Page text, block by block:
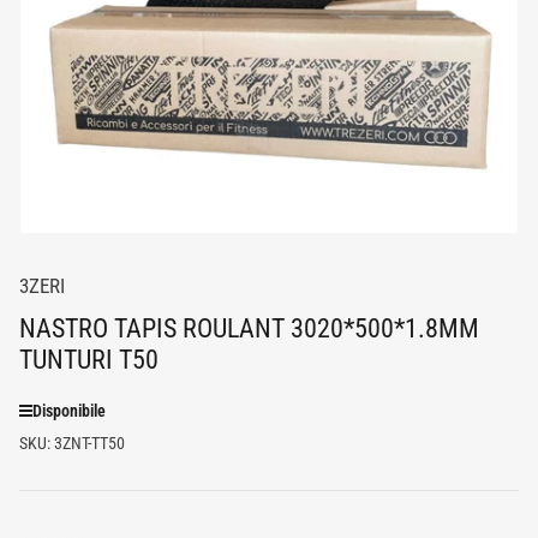
media
1
dialogo
modale
3ZERI
NASTRO TAPIS ROULANT 3020*500*1.8MM
TUNTURI T50
Disponibile
SKU:3ZNT-TT50